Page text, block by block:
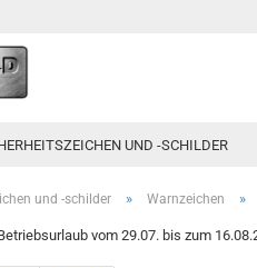
UND -SCHILDER
und -schilder » Warnzeichen »
vom 29.07. bis zum